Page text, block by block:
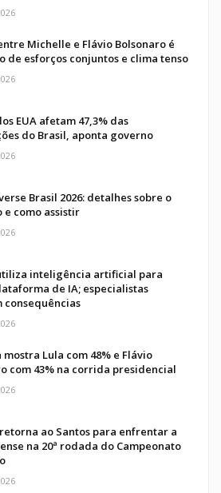
Michelle e Flávio Bolsonaro é
de esforços conjuntos e clima tenso
EUA afetam 47,3% das
do Brasil, aponta governo
Brasil 2026: detalhes sobre o
e como assistir
inteligência artificial para
de IA; especialistas
consequências
mostra Lula com 48% e Flávio
com 43% na corrida presidencial
ao Santos para enfrentar a
na 20ª rodada do Campeonato